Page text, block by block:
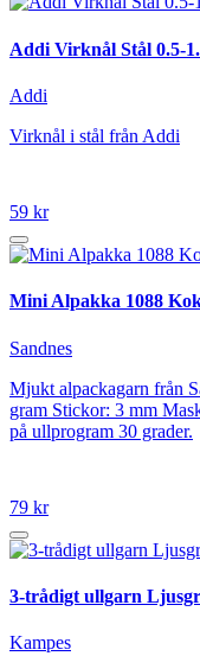
Addi Virknål Stål 0.5-
Addi
Virknål i stål från Addi
59 kr
Mini Alpakka 1088
Sandnes
Mjukt alpackagarn från
gram Stickor: 3 mm
på ullprogram 30 grader.
79 kr
3-trådigt ullgarn
Kampes